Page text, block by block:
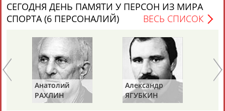
СЕГОДНЯ ДЕНЬ ПАМЯТИ У ПЕРСОН ИЗ МИРА
СПОРТА (6 ПЕРСОНАЛИЙ)
ВЕСЬ СПИСОК
Анатолий
РАХЛИН
Александр
ЯГУБКИН